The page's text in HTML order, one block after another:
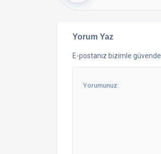
Yorum Yaz
E-postanız bizimle güvende.